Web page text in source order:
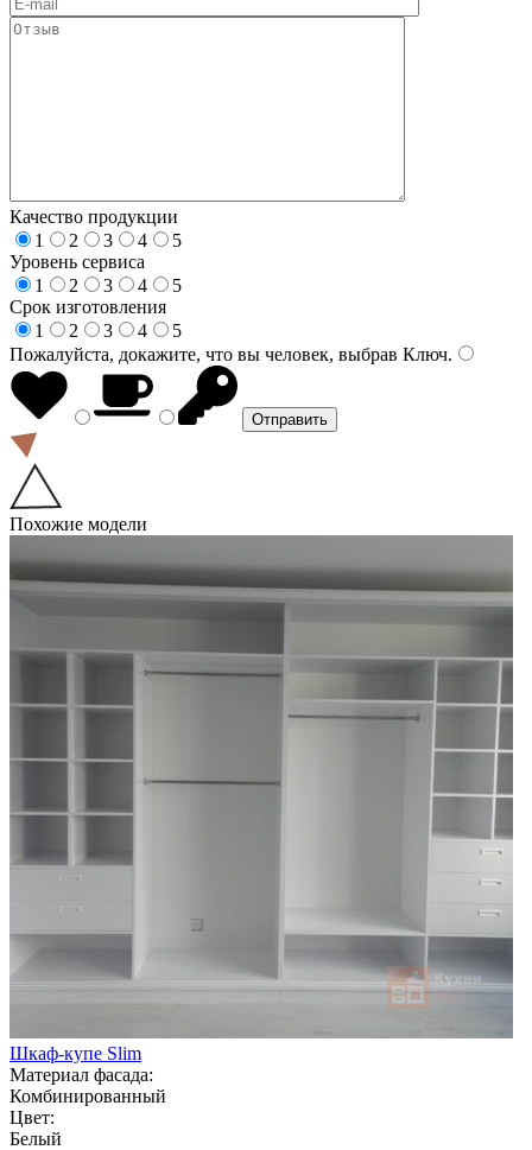
Качество продукции
1
2 3 4
5
Уровень сервиса
1
2 3 4
5
Срок изготовления
1
2 3 4
5
Пожалуйста, докажите, что вы человек, выбрав Ключ.
Похожие модели
Шкаф-купе Slim
Материал фасада:
Комбинированный
Цвет:
Белый